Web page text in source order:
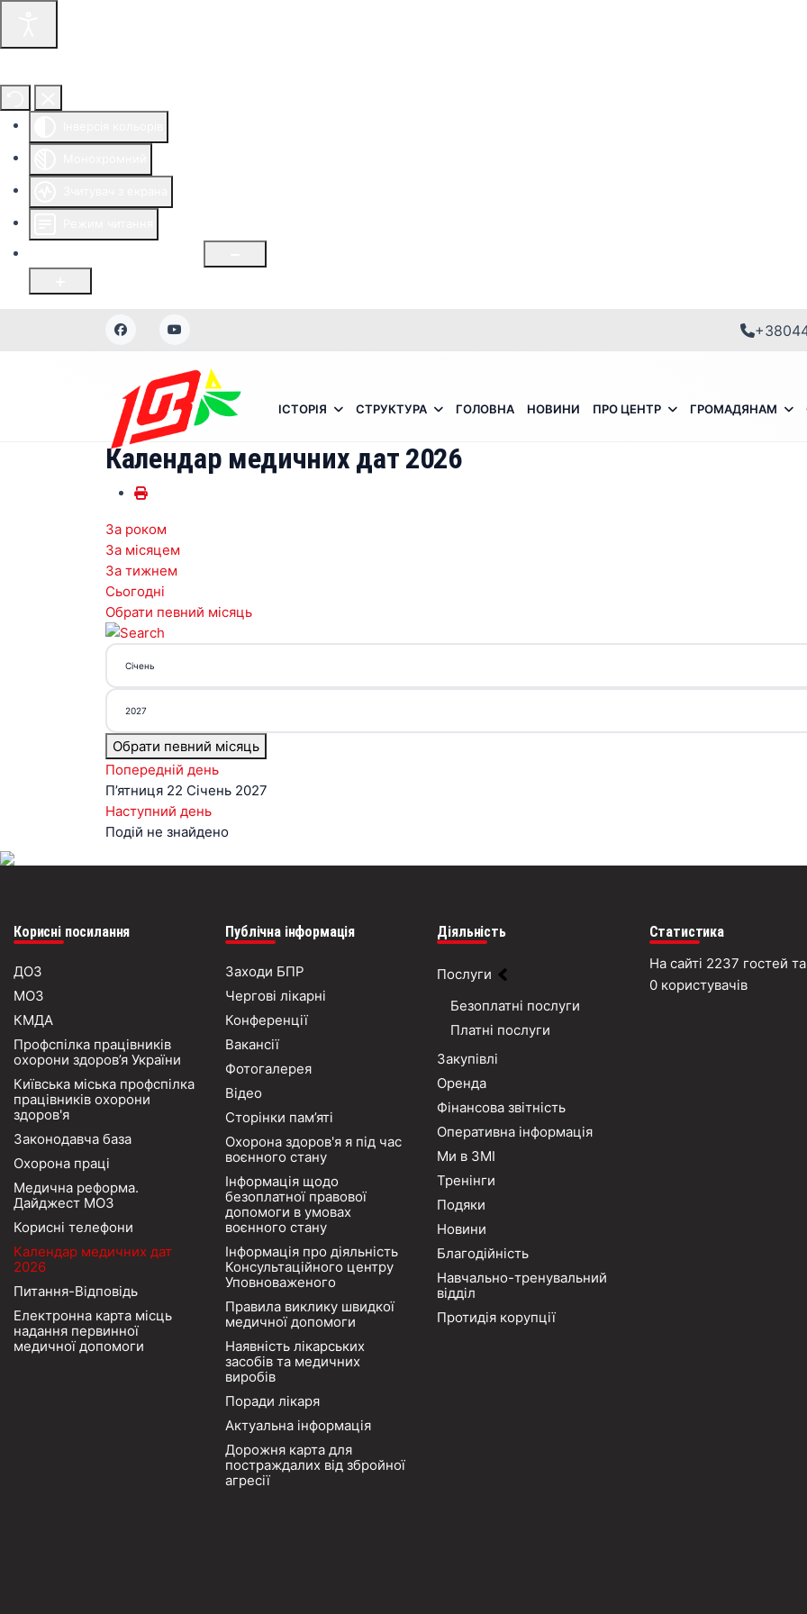
ІСТОРІЯ СТРУКТУРА ГОЛОВНА НОВИНИ ПРО ЦЕНТР ГРОМАДЯНАМ
Календар медичних дат 2026
За роком
За місяцем
За тижнем
Сьогодні
Обрати певний місяць
Обрати певний місяць
Попередній день
П’ятниця 22 Січень 2027
Наступний день
Подій не знайдено
Корисні посилання
ДОЗ
МОЗ
КМДА
Профспілка працівників
охорони здоров’я України
Київська міська профспілка
працівників охорони
здоров'я
Законодавча база
Охорона праці
Медична реформа.
Дайджест МОЗ
Корисні телефони
Календар медичних дат
2026
Питання-Відповідь
Електронна карта місць
надання первинної
медичної допомоги
Публічна інформація
Заходи БПР
Чергові лікарні
Конференції
Вакансії
Фотогалерея
Відео
Сторінки пам’яті
Охорона здоров'я я під час
воєнного стану
Інформація щодо
безоплатної правової
допомоги в умовах
воєнного стану
Інформація про діяльність
Консультаційного центру
Уповноваженого
Правила виклику швидкої
медичної допомоги
Наявність лікарських
засобів та медичних
виробів
Поради лікаря
Актуальна інформація
Дорожня карта для
постраждалих від збройної
агресії
Діяльність
Послуги
Безоплатні послуги
Платні послуги
Закупівлі
Оренда
Фінансова звітність
Оперативна інформація
Ми в ЗМІ
Тренінги
Подяки
Новини
Благодійність
Навчально-тренувальний
відділ
Протидія корупції
Статистика
На сайті 2237 гостей та
0 користувачів